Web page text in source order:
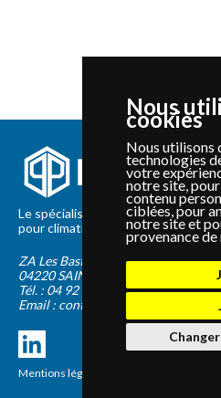
Nous
cookies
Nous utilisons
technologies
votre
notre site,
contenu
ciblées, pour
notre site et
provenance
Le spécialiste depuis 2012 de la
pour climatisation et Pompe à
ZA Les Bastides Blanches
04220 SAINTE-TULLE
Tél. : 04 92 75 89 55
Email : contact@panapieces.com
Mentions légales